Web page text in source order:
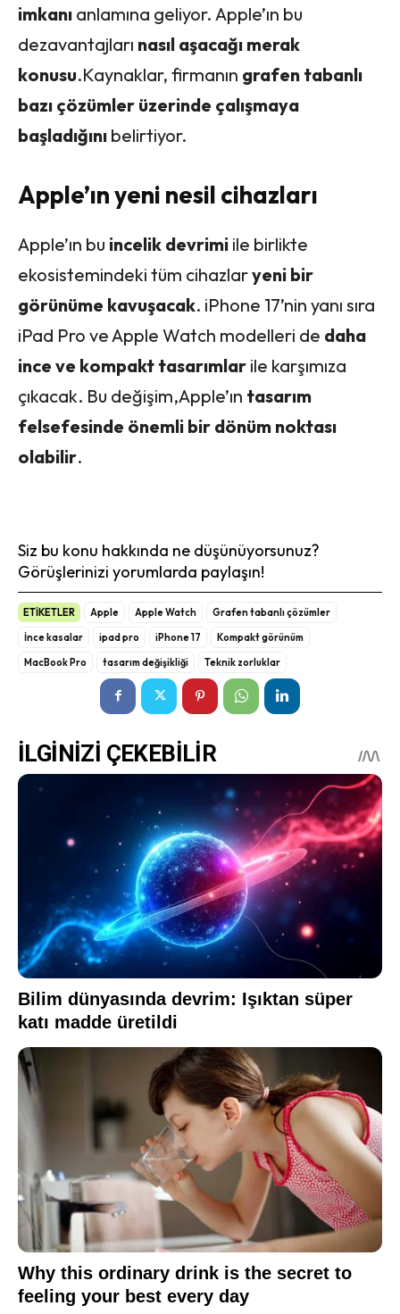
imkanı anlamına geliyor. Apple’ın bu
dezavantajları nasıl aşacağı merak
konusu.Kaynaklar, firmanın grafen tabanlı
bazı çözümler üzerinde çalışmaya
başladığını belirtiyor.
Apple’ın yeni nesil cihazları
Apple’ın bu incelik devrimi ile birlikte
ekosistemindeki tüm cihazlaryeni bir
görünüme kavuşacak. iPhone 17’nin yanı sıra
iPad Pro ve Apple Watch modelleri de daha
ince ve kompakt tasarımlar ile karşımıza
çıkacak. Bu değişim,Apple’ın tasarım
felsefesinde önemli bir dönüm noktası
olabilir.
Siz bu konu hakkında ne düşünüyorsunuz?
Görüşlerinizi yorumlarda paylaşın!
ETİKETLER Apple Apple Watch
Grafen tabanlı çözümler
İnce kasalar
ipad pro iPhone 17
Kompakt görünüm
MacBook Pro
tasarım değişikliği Teknik zorluklar